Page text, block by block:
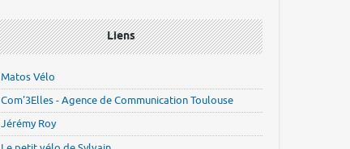
Liens
Matos Vélo
Com'3Elles - Agence de Communication Toulouse
Jérémy Roy